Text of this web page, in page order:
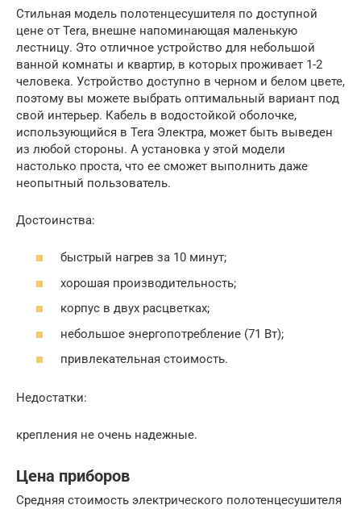
Стильная модель полотенцесушителя по доступной
цене от Tera, внешне напоминающая маленькую
лестницу. Это отличное устройство для небольшой
ванной комнаты и квартир, в которых проживает 1-2
человека. Устройство доступно в черном и белом цвете,
поэтому вы можете выбрать оптимальный вариант под
свой интерьер. Кабель в водостойкой оболочке,
использующийся в Tera Электра, может быть выведен
из любой стороны. А установка у этой модели
настолько проста, что ее сможет выполнить даже
неопытный пользователь.
Достоинства:
быстрый нагрев за 10 минут;
хорошая производительность;
корпус в двух расцветках;
небольшое энергопотребление (71 Вт);
привлекательная стоимость.
Недостатки:
крепления не очень надежные.
Цена приборов
Средняя стоимость электрического полотенцесушителя